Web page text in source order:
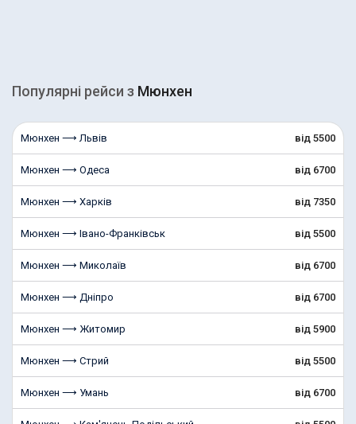
Популярні рейcи з Мюнхен
Мюнхен ⟶ Львів від 5500
Мюнхен ⟶ Одеса від 6700
Мюнхен ⟶ Харків від 7350
Мюнхен ⟶ Івано-Франківськ від 5500
Мюнхен ⟶ Миколаїв від 6700
Мюнхен ⟶ Дніпро від 6700
Мюнхен ⟶ Житомир від 5900
Мюнхен ⟶ Стрий від 5500
Мюнхен ⟶ Умань від 6700